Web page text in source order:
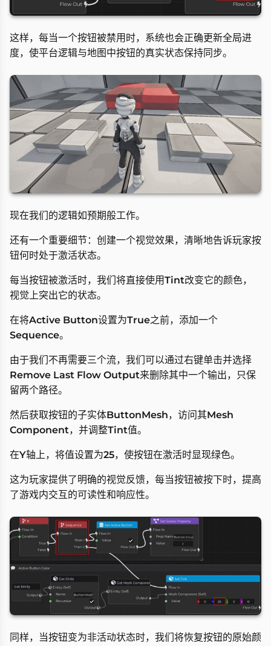
这样，每当一个按钮被禁用时，系统也会正确更新全局进
度，使平台逻辑与地图中按钮的真实状态保持同步。
现在我们的逻辑如预期般工作。
还有一个重要细节：创建一个视觉效果，清晰地告诉玩家按
钮何时处于激活状态。
每当按钮被激活时，我们将直接使用Tint改变它的颜色，
视觉上突出它的状态。
在将Active Button设置为True之前，添加一个
Sequence。
由于我们不再需要三个流，我们可以通过右键单击并选择
Remove Last Flow Output来删除其中一个输出，只保
留两个路径。
然后获取按钮的子实体ButtonMesh，访问其Mesh
Component，并调整Tint值。
在Y轴上，将值设置为25，使按钮在激活时显现绿色。
这为玩家提供了明确的视觉反馈，每当按钮被按下时，提高
了游戏内交互的可读性和响应性。
同样，当按钮变为非活动状态时，我们将恢复按钮的原始颜